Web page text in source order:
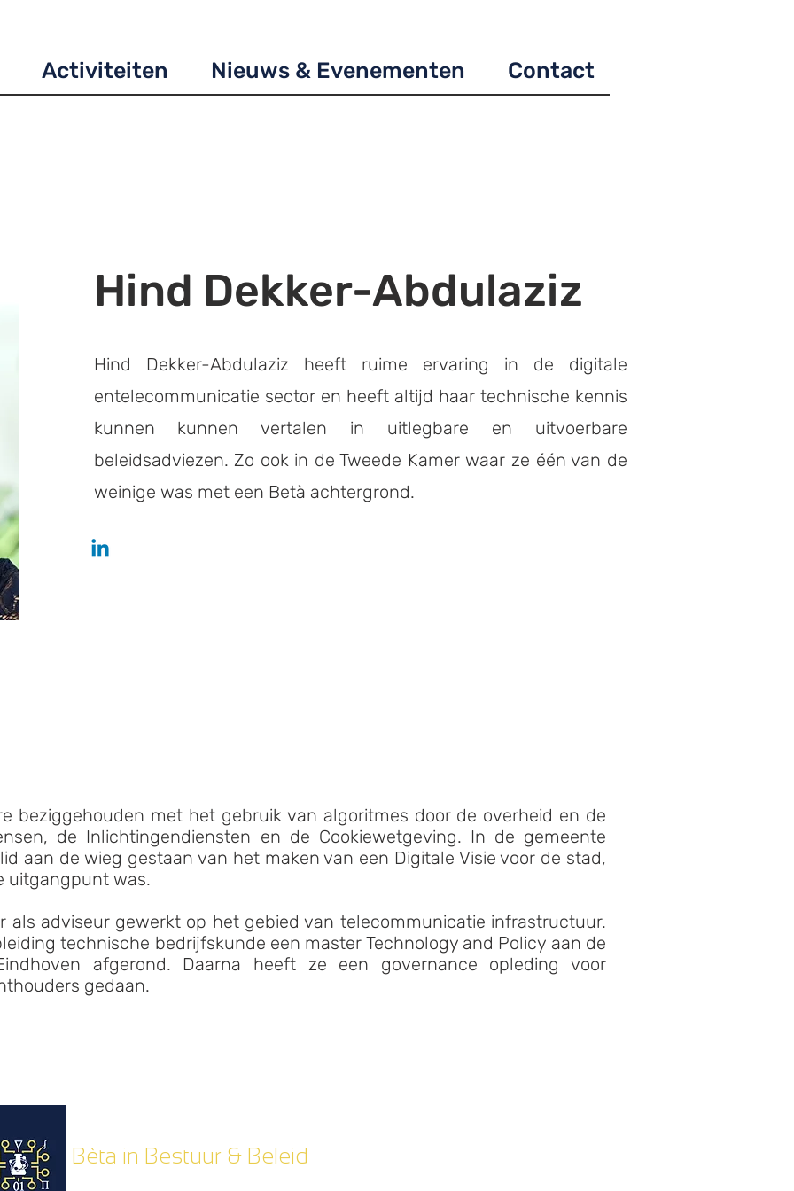
Activiteiten Nieuws & Evenementen Contact
Hind Dekker-Abdulaziz
Hind Dekker-Abdulaziz heeft ruime ervaring in de digitale
entelecommunicatie sector en heeft altijd haar technische kennis
kunnen kunnen vertalen in uitlegbare en uitvoerbare
beleidsadviezen. Zo ook in de Tweede Kamer waar ze één van de
weinige was met een Betà achtergrond.
beziggehouden met het gebruik van algoritmes door de overheid en de
de Inlichtingendiensten en de Cookiewetgeving. In de gemeente
aan de wieg gestaan van het maken van een Digitale Visie voor de stad,
uitgangpunt was.
als adviseur gewerkt op het gebied van telecommunicatie infrastructuur.
technische bedrijfskunde een master Technology and Policy aan de
afgerond. Daarna heeft ze een governance opleding voor
gedaan.
Bèta in Bestuur & Beleid